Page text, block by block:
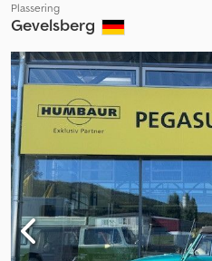
Plassering
Gevelsberg